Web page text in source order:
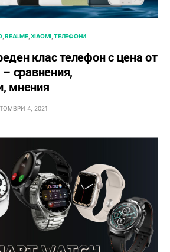
REALME XIAOMI ТЕЛЕФОНИ
клас телефон с цена от
сравнения,
мнения
4, 2021